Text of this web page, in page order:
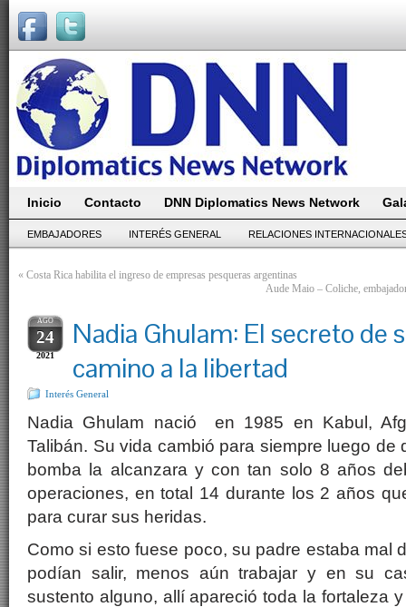
Inicio Contacto DNN Diplomatics News Network
EMBAJADORES INTERÉS GENERAL RELACIONES
« Costa Rica habilita el ingreso de empresas pesqueras argentinas
Aude Maio – Coliche,
AGO
24
2021
Nadia Ghulam: El secreto de
camino a la libertad
Interés General
Nadia Ghulam nació en 1985 en Kabul,
Talibán. Su vida cambió para siempre luego de
bomba la alcanzara y con tan solo 8 años
operaciones, en total 14 durante los 2 años
para curar sus heridas.
Como si esto fuese poco, su padre estaba mal
podían salir, menos aún trabajar y en su
sustento alguno, allí apareció toda la fortaleza